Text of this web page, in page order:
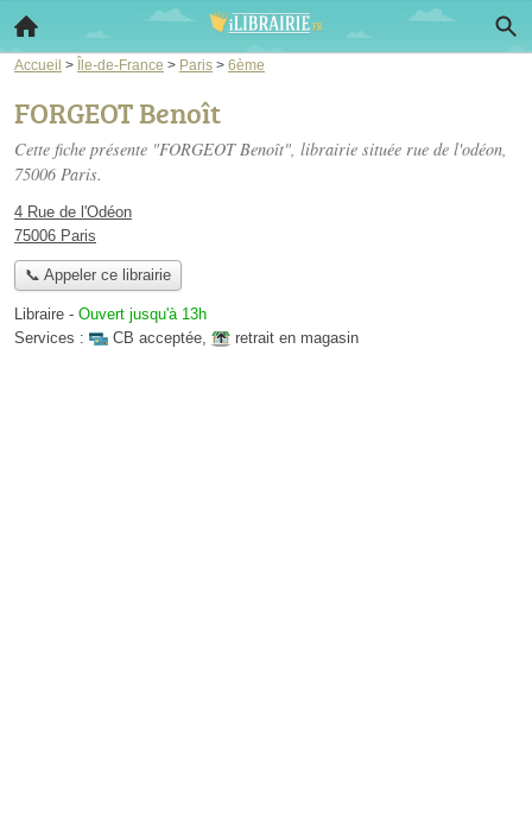
Accueil > Île-de-France > Paris > 6ème
FORGEOT Benoît
Cette fiche présente "FORGEOT Benoît", librairie située rue de l'odéon,
75006 Paris.
4 Rue de l'Odéon
75006 Paris
📞 Appeler ce librairie
Libraire - Ouvert jusqu'à 13h
Services :
CB acceptée, retrait en magasin